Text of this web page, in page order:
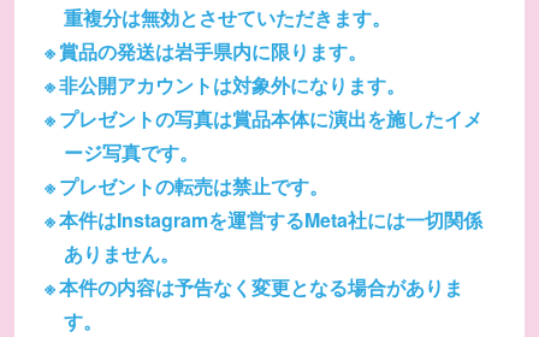
重複分は無効とさせていただきます。
賞品の発送は岩手県内に限ります。
非公開アカウントは対象外になります。
プレゼントの写真は賞品本体に演出を施したイメ
ージ写真です。
プレゼントの転売は禁止です。
本件はInstagramを運営するMeta社には一切関係
ありません。
本件の内容は予告なく変更となる場合がありま
す。